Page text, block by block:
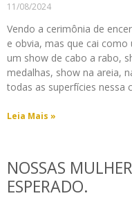
11/08/2024
Vendo a cerimônia de
e obvia, mas que cai
um show de cabo a rabo,
medalhas, show na areia,
todas as superfícies nessa
Leia Mais »
NOSSAS
ESPERADO.